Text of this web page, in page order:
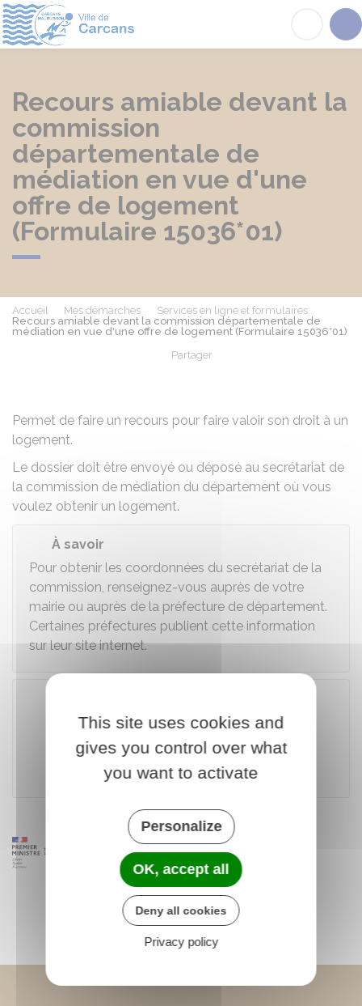
Recours amiable devant la
commission
départementale de
médiation en vue d'une
offre de logement
(Formulaire 15036*01)
Accueil Mes démarches
Services en ligne et formulaires
Recours amiable devant la commission départementale de
médiation en vue d'une offre de logement (Formulaire 15036*01)
Partager
Permet de faire un recours pour faire valoir son droit à un
logement.
Le dossier doit être envoyé ou déposé au secrétariat de
la commission de médiation du département où vous
voulez obtenir un logement.
À savoir
Pour obtenir les coordonnées du secrétariat de la
commission, renseignez-vous auprès de votre
mairie ou auprès de la préfecture de département.
Certaines préfectures publient cette information
sur leur site internet.
Télécharger le formulaire (177.0 KB)
Ministère chargé de l'environnement
This site uses cookies and
gives you control over what
you want to activate
Personalize
OK, accept all
Deny all cookies
Privacy policy